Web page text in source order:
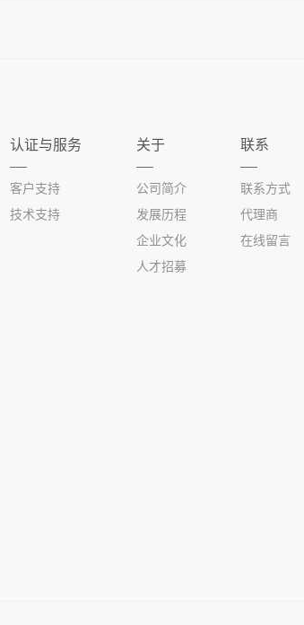
认证与服务
客户支持
技术支持
关于
公司简介
发展历程
企业文化
人才招募
联系
联系方式
代理商
在线留言